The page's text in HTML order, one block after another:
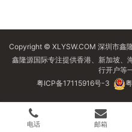
Copyright © XLYSW.COM 深圳市鑫
鑫隆源国际专注提供香港、新加坡、
行开户等
粤ICP备17115916号-3
电话 邮箱